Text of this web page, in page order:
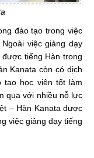
đào tạo trong việc
việc giảng dạy
tiếng Hàn trong
Kanata còn có dịch
học viên tốt làm
qua với nhiều nỗ lực
– Hàn Kanata được
việc giảng dạy tiếng